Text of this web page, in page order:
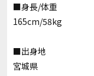
■身長/体重
165cm/58kg
■出身地
宮城県